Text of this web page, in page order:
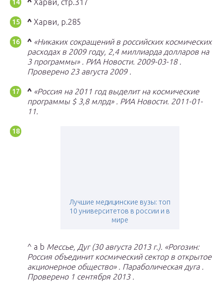
^ Харви, стр.317
^ Харви, p.285
^ «Никаких сокращений в российских космических
расходах в 2009 году, 2,4 миллиарда долларов на
3 программы». РИА Новости. 2009-03-18 .
Проверено 23 августа2009.
^ «Россия на 2011 год выделит на космические
программы $ 3,8 млрд». РИА Новости. 2011-01-
11.
Лучшие медицинские вузы: топ
10 университетов в россии и в
мире
^ a b Мессье, Дуг (30 августа 2013 г.). «Рогозин:
Россия объединит космический сектор в открытое
акционерное общество». Параболическая дуга .
Проверено 1 сентября 2013.